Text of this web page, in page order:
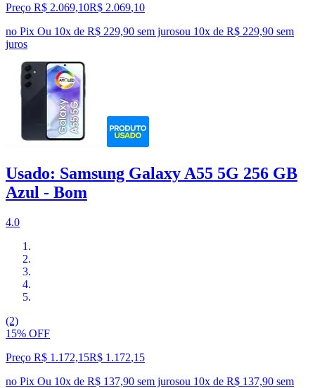
Preço R$ 2.069,10R$ 2.069,10
no Pix Ou 10x de R$ 229,90 sem jurosou 10x de R$ 229,90 sem
juros
Usado: Samsung Galaxy A55 5G 256 GB
Azul - Bom
4.0
(2)
15% OFF
Preço R$ 1.172,15R$ 1.172,15
no Pix Ou 10x de R$ 137,90 sem jurosou 10x de R$ 137,90 sem